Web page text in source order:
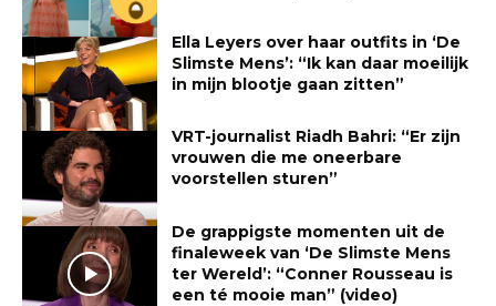
Ella Leyers over haar outfits in ‘De
Slimste Mens’: “Ik kan daar moeilijk
in mijn blootje gaan zitten”
VRT-journalist Riadh Bahri: “Er zijn
vrouwen die me oneerbare
voorstellen sturen”
De grappigste momenten uit de
finaleweek van ‘De Slimste Mens
ter Wereld’: “Conner Rousseau is
een té mooie man” (video)